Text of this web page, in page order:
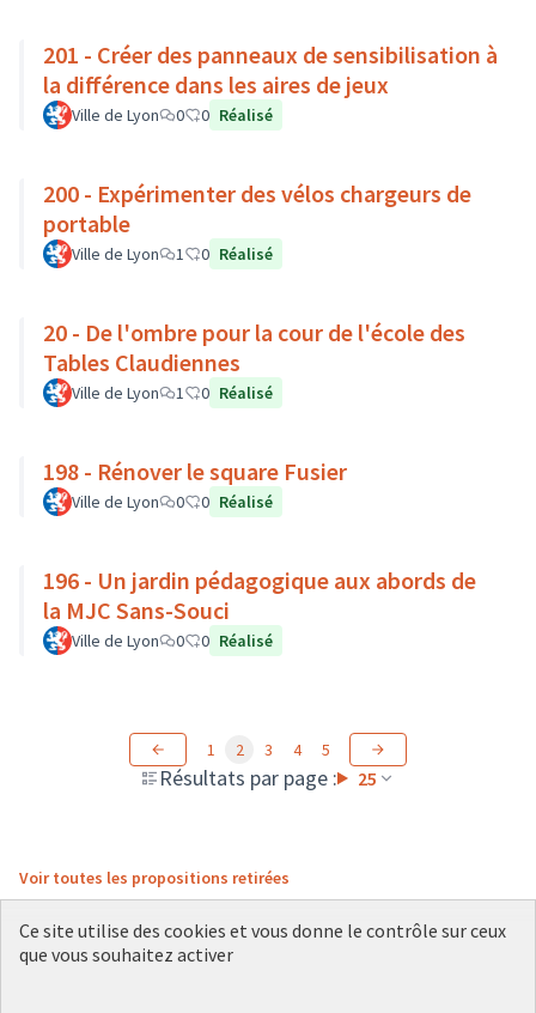
201 - Créer des panneaux de sensibilisation à
la différence dans les aires de jeux
Ville de Lyon 0 0 Réalisé
200 - Expérimenter des vélos chargeurs de
portable
Ville de Lyon 1 0 Réalisé
20 - De l'ombre pour la cour de l'école des
Tables Claudiennes
Ville de Lyon 1 0 Réalisé
198 - Rénover le square Fusier
Ville de Lyon 0 0 Réalisé
196 - Un jardin pédagogique aux abords de
la MJC Sans-Souci
Ville de Lyon 0 0 Réalisé
Résultats par page : 25
1 2 3 4 5
Voir toutes les propositions retirées
Ce site utilise des cookies et vous donne le contrôle sur ceux
que vous souhaitez activer